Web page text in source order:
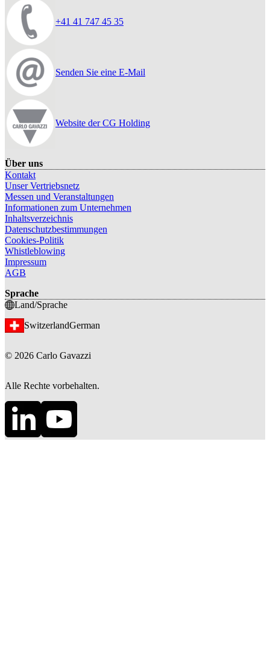
+41 41 747 45 35
Senden Sie eine E-Mail
Website der CG Holding
Über uns
Kontakt
Unser Vertriebsnetz
Messen und Veranstaltungen
Informationen zum Unternehmen
Inhaltsverzeichnis
Datenschutzbestimmungen
Cookies-Politik
Whistleblowing
Impressum
AGB
Sprache
Land/Sprache
SwitzerlandGerman
© 2026 Carlo Gavazzi
Alle Rechte vorbehalten.